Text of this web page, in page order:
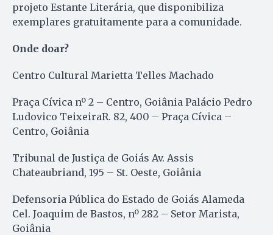
projeto Estante Literária, que disponibiliza
exemplares gratuitamente para a comunidade.
Onde doar?
Centro Cultural Marietta Telles Machado
Praça Cívica nº 2 – Centro, Goiânia Palácio Pedro
Ludovico TeixeiraR. 82, 400 – Praça Cívica –
Centro, Goiânia
Tribunal de Justiça de Goiás Av. Assis
Chateaubriand, 195 – St. Oeste, Goiânia
Defensoria Pública do Estado de Goiás Alameda
Cel. Joaquim de Bastos, nº 282 – Setor Marista,
Goiânia